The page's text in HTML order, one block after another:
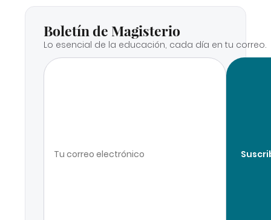
Boletín de Magisterio
Lo esencial de la educación, cada día en tu correo.